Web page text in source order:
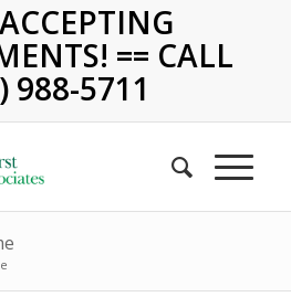
== CALL
988-5711